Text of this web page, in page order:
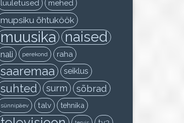
luuletused mehed
mupsiku õhtuköök
muusika naised
nali perekond raha
saaremaa seiklus
suhted surm sõbrad
sünnipäev talv tehnika